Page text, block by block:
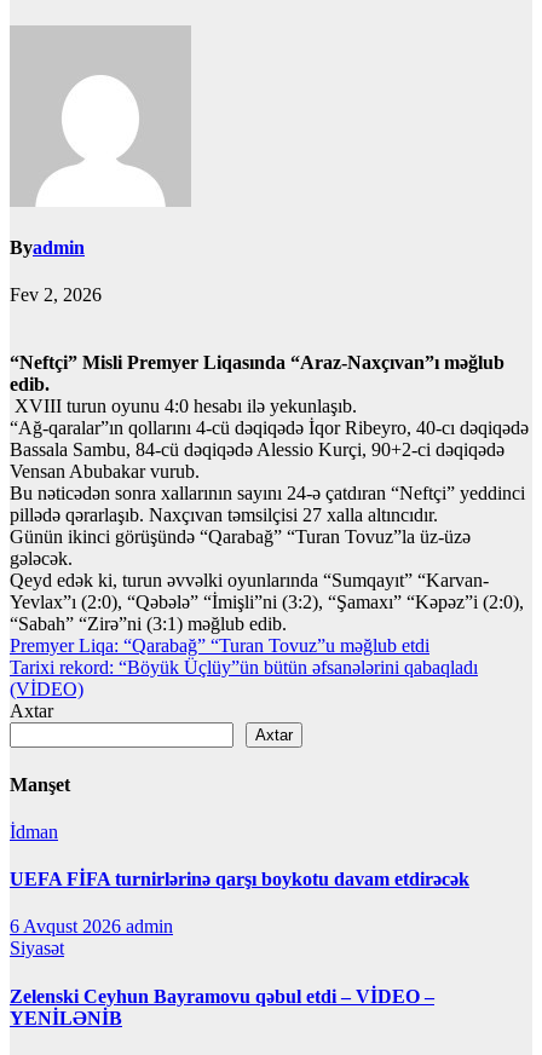
Byadmin
Fev 2, 2026
“Neftçi” Misli Premyer Liqasında “Araz-Naxçıvan”ı məğlub
edib.
XVIII turun oyunu 4:0 hesabı ilə yekunlaşıb.
“Ağ-qaralar”ın qollarını 4-cü dəqiqədə İqor Ribeyro, 40-cı dəqiqədə
Bassala Sambu, 84-cü dəqiqədə Alessio Kurçi, 90+2-ci dəqiqədə
Vensan Abubakar vurub.
Bu nəticədən sonra xallarının sayını 24-ə çatdıran “Neftçi” yeddinci
pillədə qərarlaşıb. Naxçıvan təmsilçisi 27 xalla altıncıdır.
Günün ikinci görüşündə “Qarabağ” “Turan Tovuz”la üz-üzə
gələcək.
Qeyd edək ki, turun əvvəlki oyunlarında “Sumqayıt” “Karvan-
Yevlax”ı (2:0), “Qəbələ” “İmişli”ni (3:2), “Şamaxı” “Kəpəz”i (2:0),
“Sabah” “Zirə”ni (3:1) məğlub edib.
Yazı
naviqasiyası
Premyer Liqa: “Qarabağ” “Turan Tovuz”u məğlub etdi
Tarixi rekord: “Böyük Üçlüy”ün bütün əfsanələrini qabaqladı
(VİDEO)
Axtar
Axtar
Manşet
İdman
UEFA FİFA turnirlərinə qarşı boykotu davam etdirəcək
6 Avqust 2026 admin
Siyasət
Zelenski Ceyhun Bayramovu qəbul etdi – VİDEO –
YENİLƏNİB